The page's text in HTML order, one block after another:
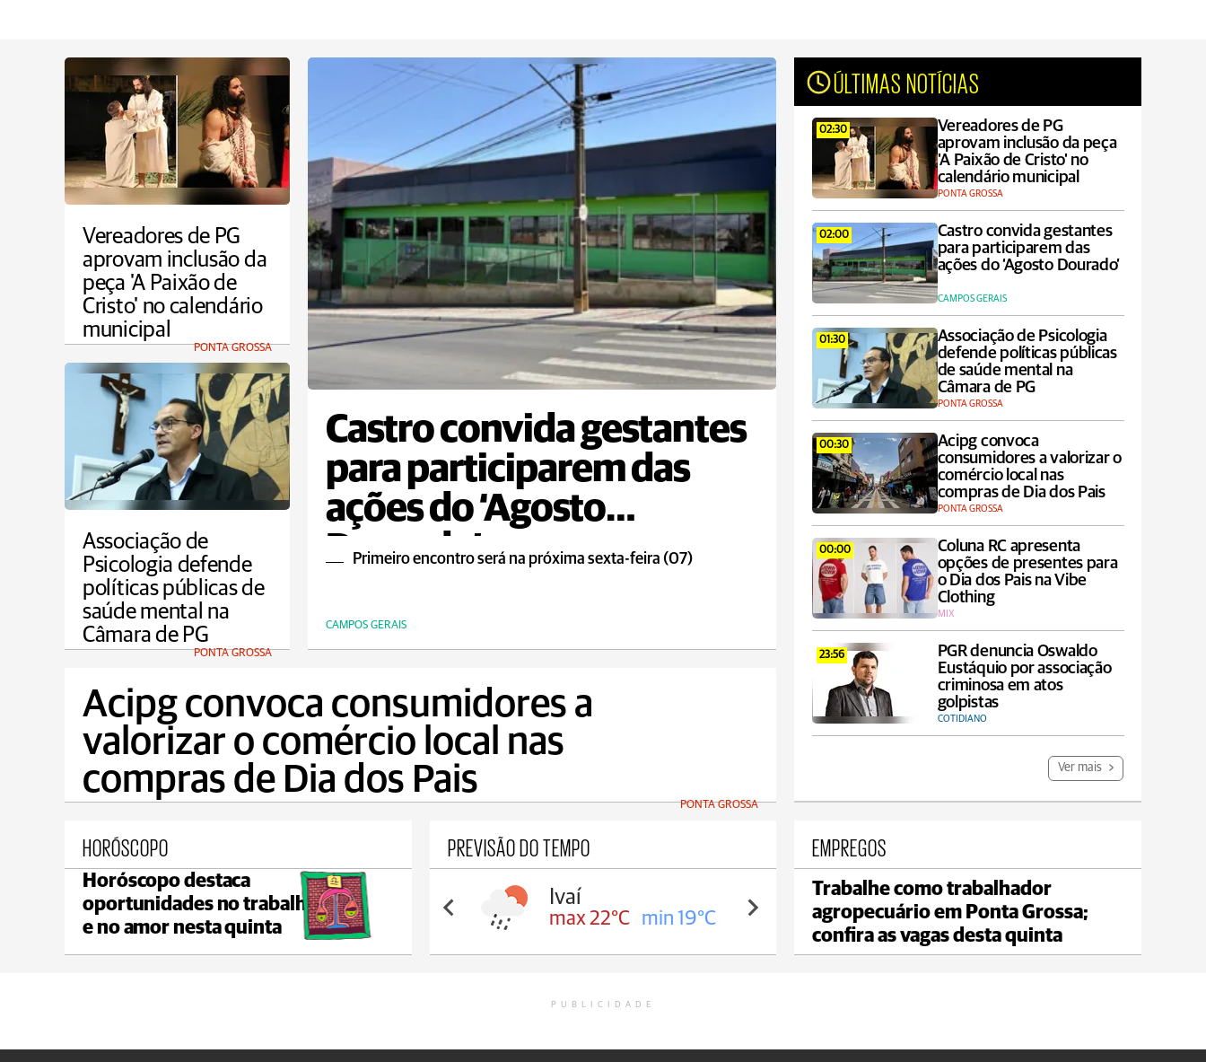
Vereadores de PG
aprovam inclusão da
peça 'A Paixão de
Cristo' no calendário
municipal
PONTA GROSSA
Castro convida gestantes
para participarem das
ações do ‘Agosto
Dourado’
Primeiro encontro será na próxima sexta-feira (07)
CAMPOS GERAIS
ÚLTIMAS NOTÍCIAS
02:30
Vereadores de PG
aprovam inclusão da peça
'A Paixão de Cristo' no
calendário municipal
PONTA GROSSA
02:00
Castro convida gestantes
para participarem das
ações do ‘Agosto Dourado’
CAMPOS GERAIS
01:30
Associação de Psicologia
defende políticas públicas
de saúde mental na
Câmara de PG
PONTA GROSSA
00:30
Acipg convoca
consumidores a valorizar o
comércio local nas
compras de Dia dos Pais
PONTA GROSSA
00:00
Coluna RC apresenta
opções de presentes para
o Dia dos Pais na Vibe
Clothing
MIX
23:56
PGR denuncia Oswaldo
Eustáquio por associação
criminosa em atos
golpistas
COTIDIANO
Ver mais
Associação de
Psicologia defende
políticas públicas de
saúde mental na
Câmara de PG
PONTA GROSSA
Acipg convoca consumidores a
valorizar o comércio local nas
compras de Dia dos Pais
PONTA GROSSA
HORÓSCOPO
Horóscopo destaca
oportunidades no trabalho
e no amor nesta quinta
PREVISÃO DO TEMPO
Prudentópolis
max 21°C min 17°C
Ivaí
max 22°C min 19°C
EMPREGOS
Trabalhe como trabalhador
agropecuário em Ponta Grossa;
confira as vagas desta quinta
PUBLICIDADE